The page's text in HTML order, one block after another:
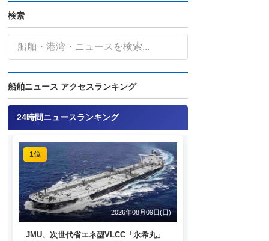
検索
船舶ニュース アクセスランキング
24時間ニュースランキング
1位
2026年08月09日(日)
JMU、次世代省エネ型VLCC「永希丸」